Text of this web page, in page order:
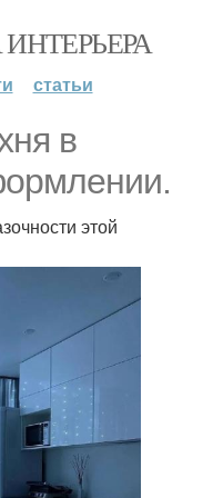
статьи
в
этой